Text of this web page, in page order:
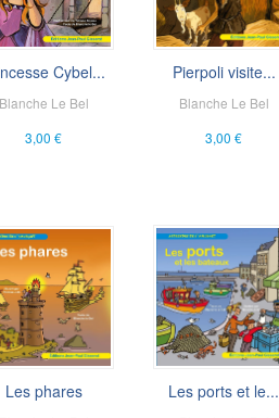
Cybel...
Blanche Le Bel
3,00 €
Pierpoli visite...
Blanche Le Bel
3,00 €
Les phares Les ports et le...